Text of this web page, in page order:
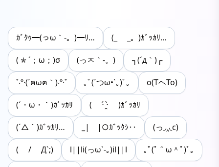
ｶﾞｸｩ━(っω｀-。)━ﾘ… (_ _。)ｶﾞｯｶﾘ…
(*´；ω；)σ (っㅈ｀-。) ┐(´д｀)┌
˚‧º·(´ฅωฅ｀)‧º·˚ ｡ﾟ(´つω•`｡)ﾟ｡ o(TヘTo)
(´・ω・｀)ｶﾞｯｶﾘ ( ⋅́ ̯⋅̀ )ｶﾞｯｶﾘ
(´△｀)ｶﾞｯｶﾘ… _|￣|○ｶﾞｯｸｼ･･ (っ◞‸◟c)
( / Д`;) l||li(っω`-｡)il||l ｡ﾟ(ﾟ＾ω＾ﾟ)ﾟ｡